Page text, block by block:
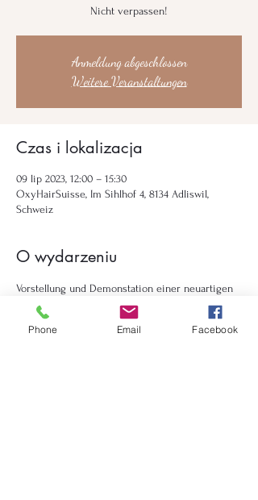
Nicht verpassen!
Anmeldung abgeschlossen
Weitere Veranstaltungen
Czas i lokalizacja
09 lip 2023, 12:00 – 15:30
OxyHairSuisse, Im Sihlhof 4, 8134 Adliswil,
Schweiz
O wydarzeniu
Vorstellung und Demonstation einer neuartigen
Trichologische-Behandlung für das
Haarwachstum mittels Sauerstofftherapie.
Phone Email Facebook